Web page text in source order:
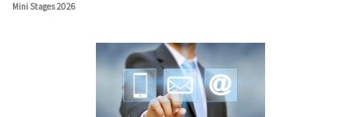
Mini Stages 2026